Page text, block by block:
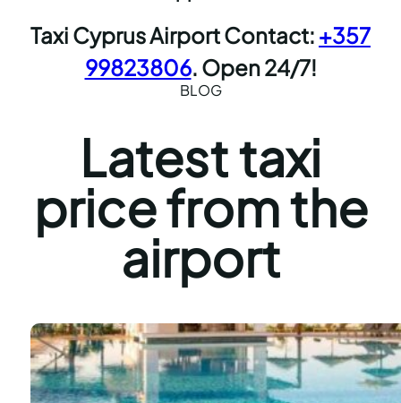
Taxi Cyprus Airport Contact: +357
99823806. Open 24/7!
BLOG
Latest taxi
price from the
airport